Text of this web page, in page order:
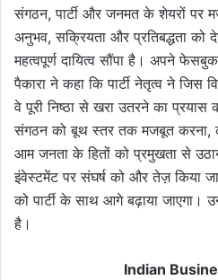
संगठन, पार्टी और जनमत के शेयरों पर
अनुभव, सक्रियता और प्रतिबद्धता को
महत्वपूर्ण दायित्व सौंपा है। अपने
पैकारा ने कहा कि पार्टी नेतृत्व ने जिस
वे पूरी निष्ठा से खरा उतरने का
संगठन को बूथ स्तर तक मजबूत करना,
आम जनता के हितों को प्रमुखता से
इंवेस्टमेंट पर संघर्ष को और तेज़ किया
को पार्टी के साथ आगे बढ़ाया जाएगा।
है।
Indian